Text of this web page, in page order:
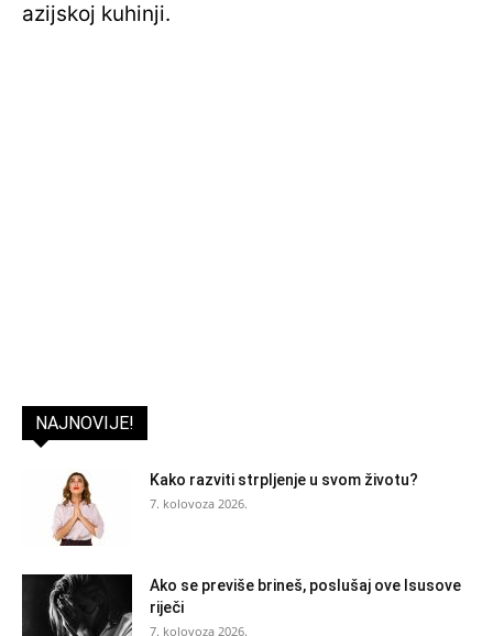
azijskoj kuhinji.
NAJNOVIJE!
Kako razviti strpljenje u svom životu?
7. kolovoza 2026.
Ako se previše brineš, poslušaj ove Isusove
riječi
7. kolovoza 2026.